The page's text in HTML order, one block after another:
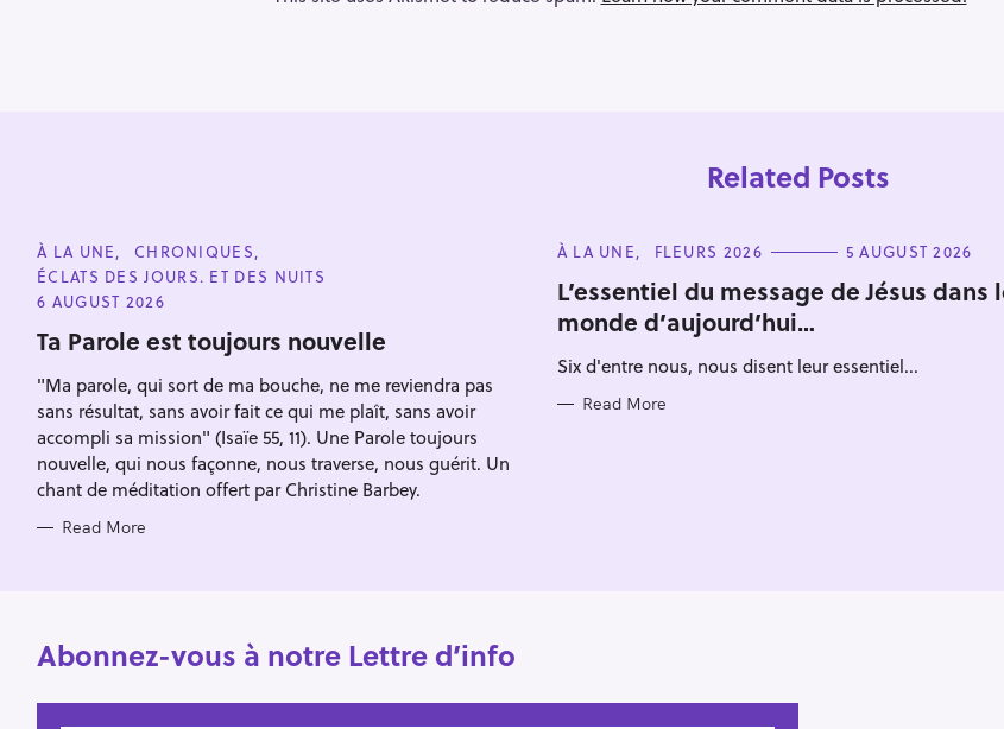
Related Posts
C
A
T
E
O
R
E
S
À LA UNE
CHRONIQUES
ÉCLATS DES JOURS. ET DES NUITS
6 AUGUST 2026
Ta Parole est toujours nouvelle
"Ma parole, qui sort de ma bouche, ne me reviendra pas
sans résultat, sans avoir fait ce qui me plaît, sans avoir
accompli sa mission" (Isaïe 55, 11). Une Parole toujours
nouvelle, qui nous façonne, nous traverse, nous guérit. Un
chant de méditation offert par Christine Barbey.
Read More
C
T
E
G
O
I
S
À LA UNE FLEURS 2026 5 AUGUST 2026
L’essentiel du message de Jésus dans
monde d’aujourd’hui…
Six d'entre nous, nous disent leur essentiel...
Read More
Abonnez-vous à notre Lettre d’info
a
r
h
f
o
r
: